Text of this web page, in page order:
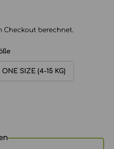
Checkout berechnet.
ONE SIZE (4-15 KG)